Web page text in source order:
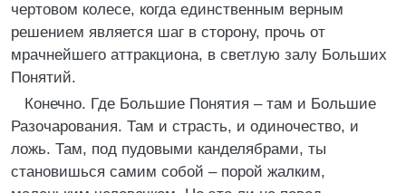
чертовом колесе, когда единственным верным
решением является шаг в сторону, прочь от
мрачнейшего аттракциона, в светлую залу Больших
Понятий.
Конечно. Где Большие Понятия – там и Большие
Разочарования. Там и страсть, и одиночество, и
ложь. Там, под пудовыми канделябрами, ты
становишься самим собой – порой жалким,